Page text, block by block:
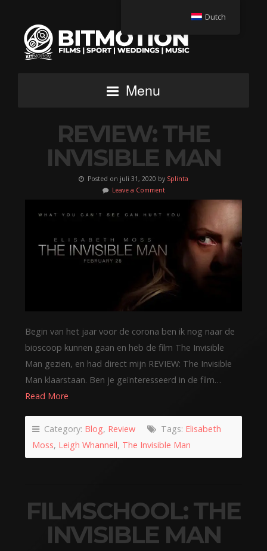
Menu
REVIEW: THE
INVISIBLE MAN
Posted on juli 31, 2020 by Splinta
Leave a Comment
Begin van het jaar voor de corona ben ik nog naar de
bioscoop kunnen gaan en heb de film The Invisible
Man gezien, en had direct mijn REVIEW: The Invisible
Man klaarstaan. Ben je geïnteresseerd in de film…
Read More
Category: Blog, Review Tags: Elisabeth
Moss, Leigh Whannell, The Invisible Man
FILMSCHOOL: THE
INVISIBLE MAN
Dutch